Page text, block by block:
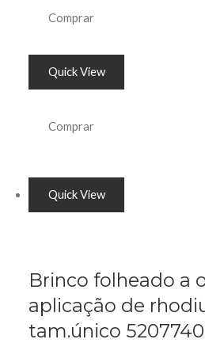
Comprar
Quick View
Comprar
Quick View
Brinco folheado a
aplicação de
tam.único